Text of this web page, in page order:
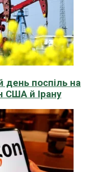
поспіль на
США й Ірану